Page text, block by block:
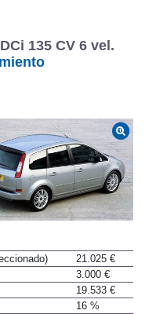
135 CV 6 vel.
21.025 €
3.000 €
19.533 €
16 %